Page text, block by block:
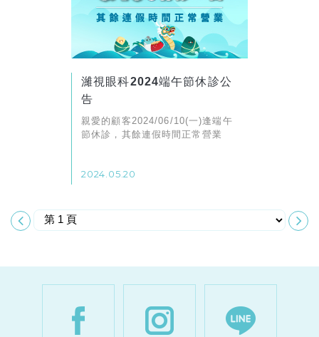
濰視眼科2024端午節休診公
告
親愛的顧客2024/06/10(一)逢端午
節休診，其餘連假時間正常營業
2024.05.20